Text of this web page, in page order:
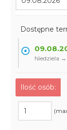
Dostępne
Niedziela →
Ilość osób: